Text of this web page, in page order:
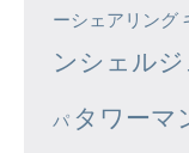
ーシェアリング
ンシェルジ
パ タワーマ